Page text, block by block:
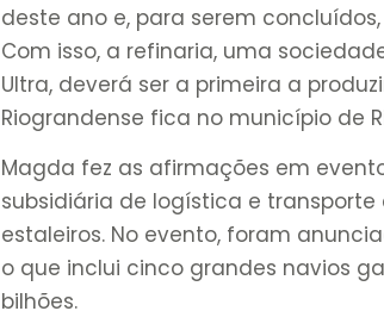
deste ano e, para serem
Com isso, a refinaria, uma
Ultra, deverá ser a primeira a
Riograndense fica no município de
Magda fez as afirmações em
subsidiária de logística e transporte
estaleiros. No evento, foram
o que inclui cinco grandes navios
bilhões.